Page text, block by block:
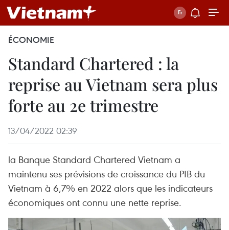
ÉCONOMIE
Standard Chartered : la
reprise au Vietnam sera plus
forte au 2e trimestre
13/04/2022 02:39
la Banque Standard Chartered Vietnam a
maintenu ses prévisions de croissance du PIB du
Vietnam à 6,7% en 2022 alors que les indicateurs
économiques ont connu une nette reprise.